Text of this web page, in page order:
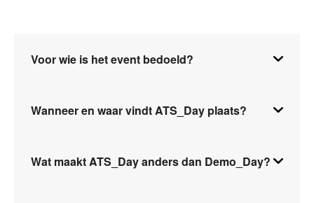
Voor wie is het event bedoeld?
Wanneer en waar vindt ATS_Day plaats?
Wat maakt ATS_Day anders dan Demo_Day?